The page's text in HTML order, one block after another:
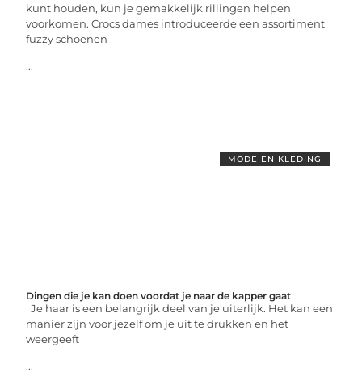
kunt houden, kun je gemakkelijk rillingen helpen
voorkomen. Crocs dames introduceerde een assortiment
fuzzy schoenen
...
MODE EN KLEDING
Dingen die je kan doen voordat je naar de kapper gaat
Je haar is een belangrijk deel van je uiterlijk. Het kan een
manier zijn voor jezelf om je uit te drukken en het
weergeeft
...